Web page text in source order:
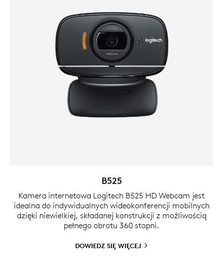
B525
Kamera internetowa Logitech B525 HD Webcam jest
idealna do indywidualnych wideokonferencji mobilnych
dzięki niewielkiej, składanej konstrukcji z możliwością
pełnego obrotu 360 stopni.
DOWIEDZ SIĘ WIĘCEJ